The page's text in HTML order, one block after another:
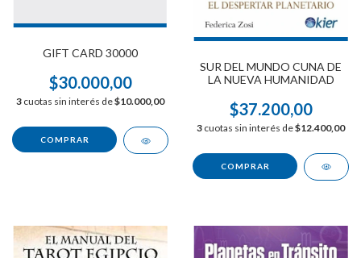
GIFT CARD 30000
$30.000,00
3 cuotas sin interés de$10.000,00
SUR DEL MUNDO CUNA DE
LA NUEVA HUMANIDAD
$37.200,00
3 cuotas sin interés de$12.400,00